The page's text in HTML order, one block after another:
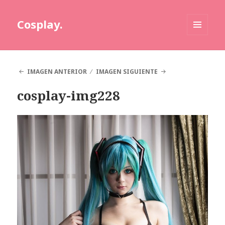
Cosplay.
IMAGEN ANTERIOR
IMAGEN SIGUIENTE
cosplay-img228